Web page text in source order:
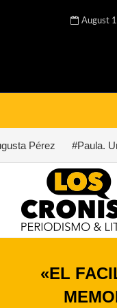
August
Pérez #Paula.
«EL